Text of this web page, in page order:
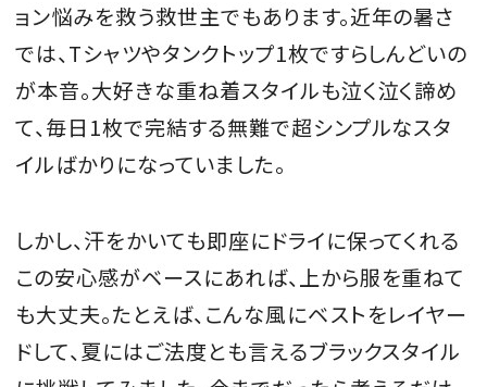
ョン悩みを救う救世主でもあります。近年の暑さ
では、Tシャツやタンクトップ1枚ですらしんどいの
が本音。大好きな重ね着スタイルも泣く泣く諦め
て、毎日1枚で完結する無難で超シンプルなスタ
イルばかりになっていました。
しかし、汗をかいても即座にドライに保ってくれる
この安心感がベースにあれば、上から服を重ねて
も大丈夫。たとえば、こんな風にベストをレイヤー
ドして、夏にはご法度とも言えるブラックスタイル